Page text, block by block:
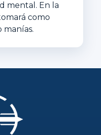
mental. En la
como